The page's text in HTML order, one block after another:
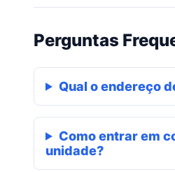
Perguntas
Qual o endereço
Como entrar em
unidade?